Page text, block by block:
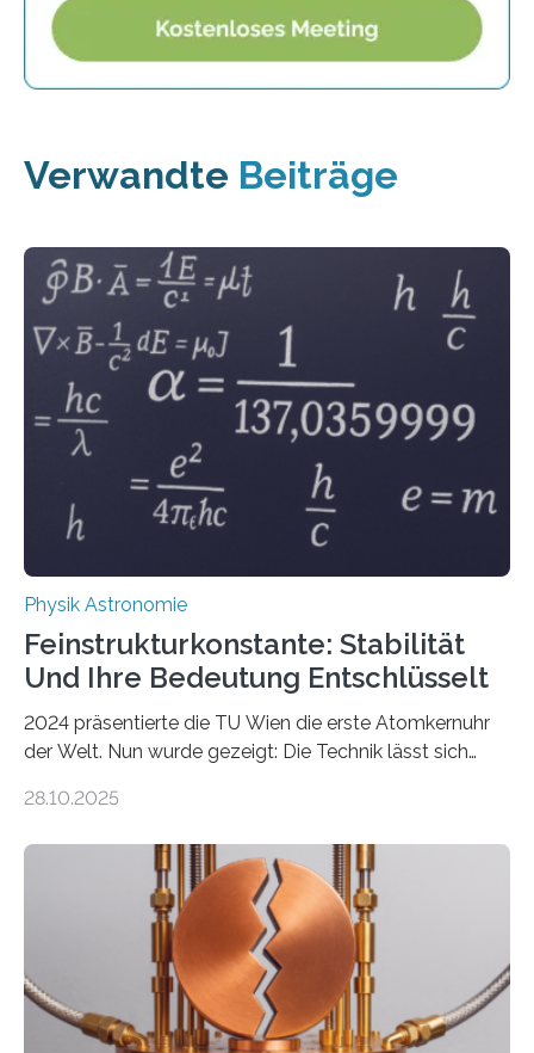
Verwandte Beiträge
Physik Astronomie
Feinstrukturkonstante: Stabilität
Und Ihre Bedeutung Entschlüsselt
2024 präsentierte die TU Wien die erste Atomkernuhr
der Welt. Nun wurde gezeigt: Die Technik lässt sich
fundamentalen Physik nachzugehen. Thorium-
Messungen verwenden. Das hatte man jahrzehntelang
vermutet, weltweit war nach den passenden
Atomkern-Zuständen gesucht worden, 2024 gelang
einem Team der TU Wien mit Unterstützung
internationaler Partner der entscheidende Durchbruch:
Der lange diskutierte Thorium-Kernübergang wurde
gefunden. Kurz darauf konnte man zeigen, dass sich
28.10.2025